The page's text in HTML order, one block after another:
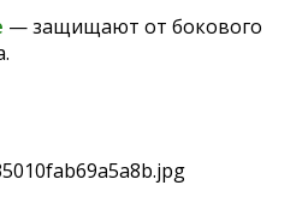
— защищают от бокового